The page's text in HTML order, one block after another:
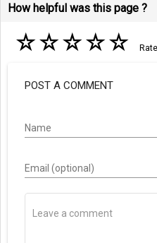
How helpful was this page ?
☆☆☆☆☆
POST A COMMENT
Name
Email (optional)